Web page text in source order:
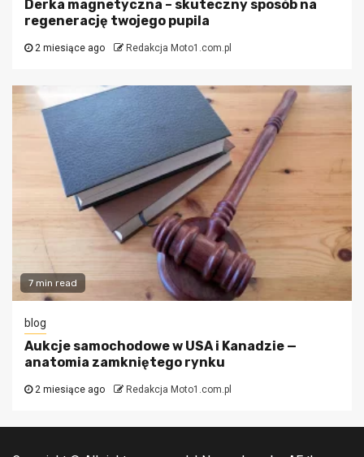
Derka magnetyczna – skuteczny sposób na
regenerację twojego pupila
2 miesiące ago Redakcja Moto1.com.pl
7 min read
blog
Aukcje samochodowe w USA i Kanadzie —
anatomia zamkniętego rynku
2 miesiące ago Redakcja Moto1.com.pl